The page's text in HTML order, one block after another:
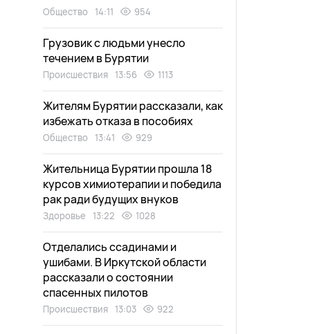
Общество 14:11 954
Грузовик с людьми унесло
течением в Бурятии
Происшествия 13:56 1113
Жителям Бурятии рассказали, как
избежать отказа в пособиях
Общество 13:41 929
Жительница Бурятии прошла 18
курсов химиотерапии и победила
рак ради будущих внуков
Здоровье 13:22 1028
Отделались ссадинами и
ушибами. В Иркутской области
рассказали о состоянии
спасенных пилотов
Происшествия 13:03 922